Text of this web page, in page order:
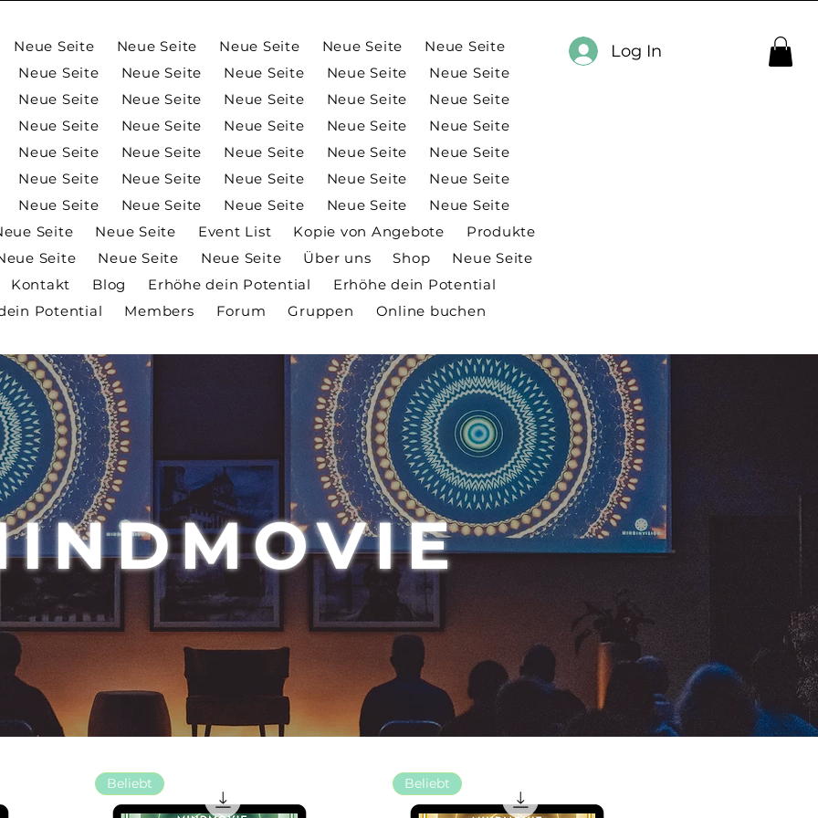
Neue Seite Neue Seite Neue Seite Neue Seite
Neue Seite
Neue Seite
Neue Seite Neue Seite Neue Seite
Neue Seite
Neue Seite
Neue Seite Neue Seite Neue Seite
Neue Seite
Neue Seite
Neue Seite Neue Seite Neue Seite
Neue Seite
Neue Seite
Neue Seite Neue Seite Neue Seite
Neue Seite
Neue Seite
Neue Seite Neue Seite Neue Seite
Neue Seite
Neue Seite
Neue Seite Neue Seite Neue Seite
Neue Seite
Seite
Neue Seite Event List Kopie von Angebote
Produkte
Seite
Neue Seite Neue Seite Über uns Shop
Neue Seite
Kontakt
Blog Erhöhe dein Potential
Erhöhe dein Potential
Potential
Members Forum Gruppen Online buchen
Log In
Beliebt Beliebt